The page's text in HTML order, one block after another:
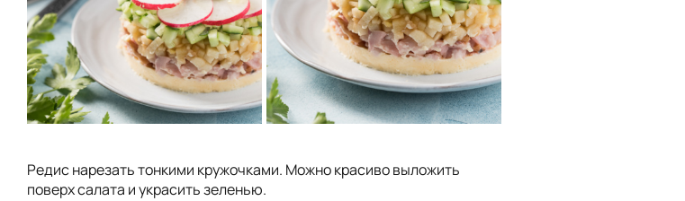
Редис нарезать тонкими кружочками. Можно красиво выложить
поверх салата и украсить зеленью.